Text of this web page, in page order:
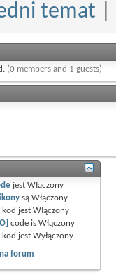
temat
(0 members and 1 guests)
jestWłączony
sąWłączony
kod jestWłączony
code isWłączony
kod jestWyłączony
forum